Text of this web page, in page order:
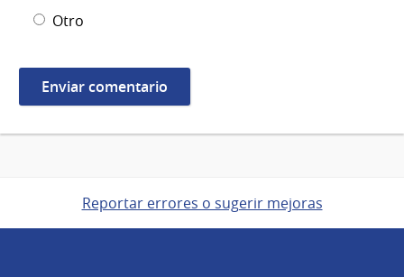
Otro
Reportar errores o sugerir mejoras